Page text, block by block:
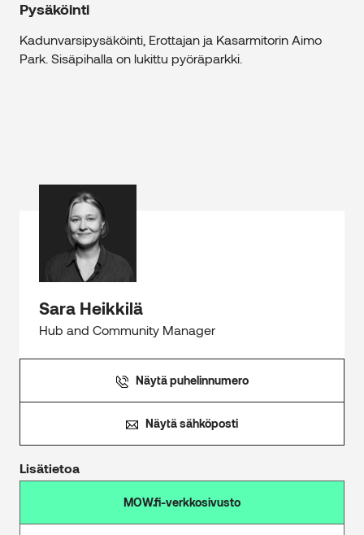
Pysäköinti
Kadunvarsipysäköinti, Erottajan ja Kasarmitorin Aimo
Park. Sisäpihalla on lukittu pyöräparkki.
Sara Heikkilä
Hub and Community Manager
Näytä puhelinnumero
Näytä sähköposti
Lisätietoa
MOW.fi-verkkosivusto